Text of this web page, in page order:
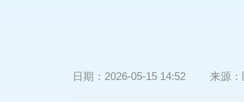
日期： 2026-05-15 14:52 来源：